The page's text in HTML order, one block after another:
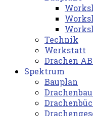
Technik
Werkstatt
Drachen
Spektrum
Bauplan